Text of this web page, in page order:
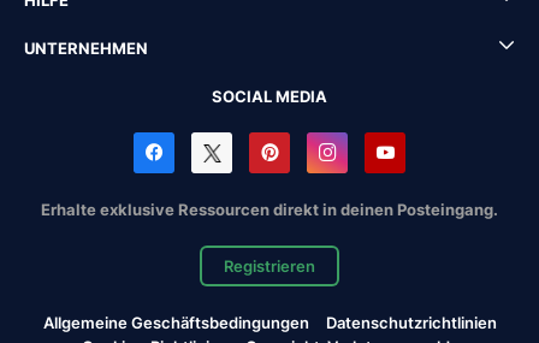
UNTERNEHMEN
SOCIAL MEDIA
Erhalte exklusive Ressourcen direkt in deinen Posteingang.
Registrieren
Allgemeine Geschäftsbedingungen
Datenschutzrichtlinien